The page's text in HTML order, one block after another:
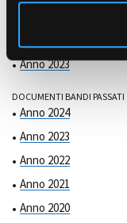
Anno 2023
DOCUMENTI BANDI PASSATI
Anno 2024
Anno 2023
Anno 2022
Anno 2021
Anno 2020